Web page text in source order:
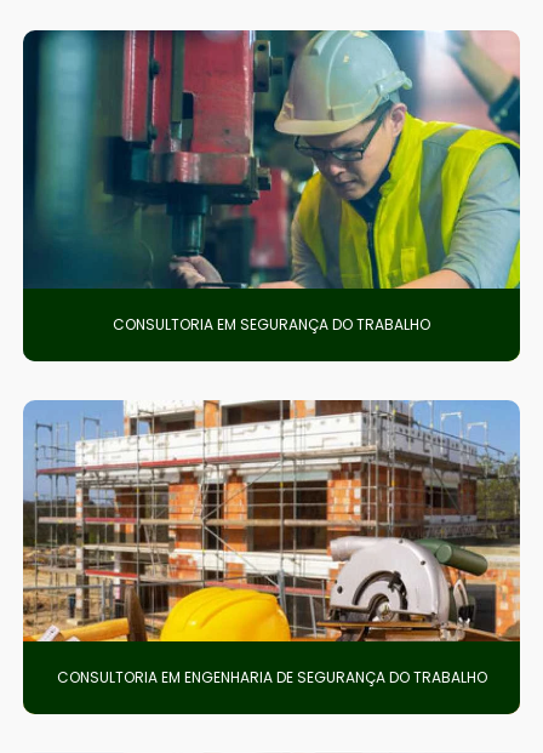
CONSULTORIA EM SEGURANÇA DO TRABALHO
CONSULTORIA EM ENGENHARIA DE SEGURANÇA DO TRABALHO